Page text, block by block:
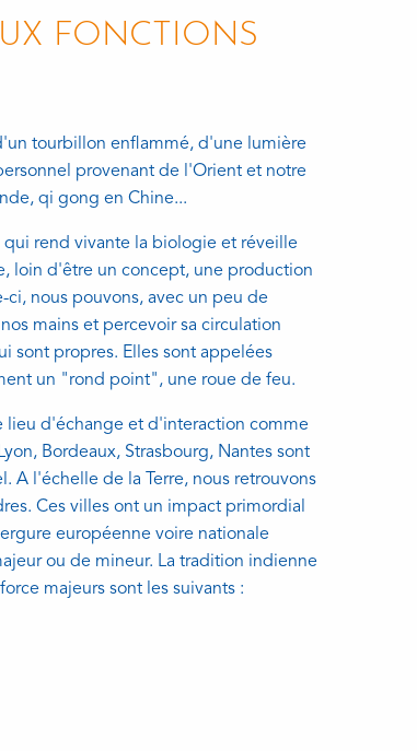
FONCTIONS
tourbillon enflammé, d'une lumière
provenant de l'Orient et notre
qi gong en Chine...
rend vivante la biologie et réveille
loin d'être un concept, une production
nous pouvons, avec un peu de
nos mains et percevoir sa circulation
sont propres. Elles sont appelées
un "rond point", une roue de feu.
lieu d'échange et d'interaction comme
Bordeaux, Strasbourg, Nantes sont
A l'échelle de la Terre, nous retrouvons
Ces villes ont un impact primordial
européenne voire nationale
ou de mineur. La tradition indienne
majeurs sont les suivants :